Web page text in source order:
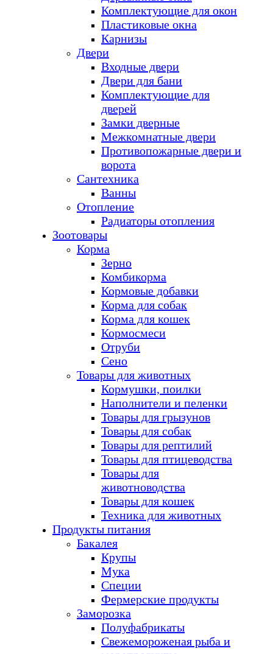
Комплектующие для окон
Пластиковые окна
Карнизы
Двери
Входные двери
Двери для бани
Комплектующие для
дверей
Замки дверные
Межкомнатные двери
Противопожарные двери и
ворота
Сантехника
Ванны
Отопление
Радиаторы отопления
Зоотовары
Корма
Зерно
Комбикорма
Кормовые добавки
Корма для собак
Корма для кошек
Кормосмеси
Отруби
Сено
Товары для животных
Кормушки, поилки
Наполнители и пеленки
Товары для грызунов
Товары для собак
Товары для рептилий
Товары для птицеводства
Товары для
животноводства
Товары для кошек
Техника для животных
Продукты питания
Бакалея
Крупы
Мука
Специи
Фермерские продукты
Заморозка
Полуфабрикаты
Свежемороженая рыба и